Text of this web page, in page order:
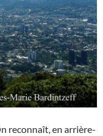
reconnaît, en arrière-